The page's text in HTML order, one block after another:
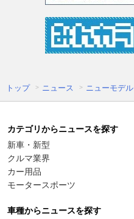
トップ ニュース ニューモデル
カテゴリからニュースを探す
新車・新型
クルマ業界
カー用品
モータースポーツ
車種からニュースを探す